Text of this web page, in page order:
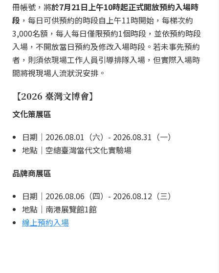
冊帳號，將於7月21日上午10時起正式開放預約入場時
段 ，每日可供預約的時段自上午11時開始，每梯次約
3,000名額，每人每日僅限預約1個時段，並依預約時段
入場，不開放當日預約及修改入場時段。若未事先預約
者，則須依現場工作人員引導排隊入場，但實際入場時
間將視現場人流狀況安排。
【2026 臺灣文博會】
文化策展區
日期｜2026.08.01（六）- 2026.08.31（一）
地點｜空總臺灣當代文化實驗場
品牌商展區
日期｜2026.08.06（四）- 2026.08.12（三）
地點｜南港展覽館1館
線上預約入場